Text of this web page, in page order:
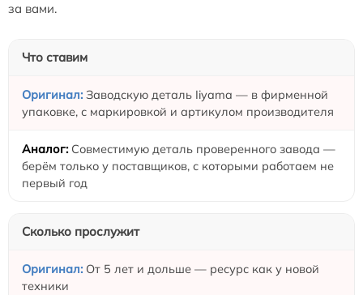
за вами.
Что ставим
Заводскую деталь Iiyama — в фирменной
упаковке, с маркировкой и артикулом производителя
Совместимую деталь проверенного завода —
берём только у поставщиков, с которыми работаем не
первый год
Сколько прослужит
От 5 лет и дольше — ресурс как у новой
техники